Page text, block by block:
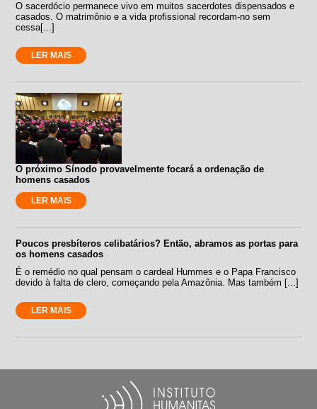
O sacerdócio permanece vivo em muitos sacerdotes dispensados e
casados. O matrimônio e a vida profissional recordam-no sem
cessa[...]
LER MAIS
O próximo Sínodo provavelmente focará a ordenação de
homens casados
LER MAIS
Poucos presbíteros celibatários? Então, abramos as portas para
os homens casados
É o remédio no qual pensam o cardeal Hummes e o Papa Francisco
devido à falta de clero, começando pela Amazônia. Mas também [...]
LER MAIS